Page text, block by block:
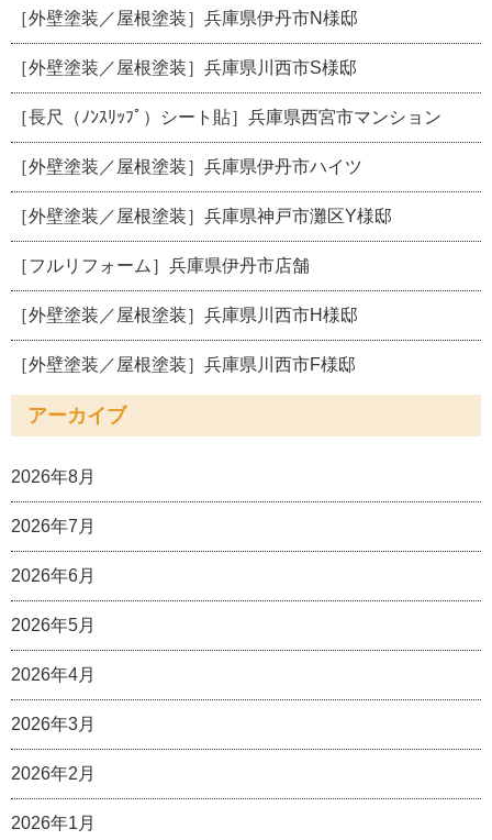
［外壁塗装／屋根塗装］兵庫県伊丹市N様邸
［外壁塗装／屋根塗装］兵庫県川西市S様邸
［長尺（ﾉﾝｽﾘｯﾌﾟ）シート貼］兵庫県西宮市マンション
［外壁塗装／屋根塗装］兵庫県伊丹市ハイツ
［外壁塗装／屋根塗装］兵庫県神戸市灘区Y様邸
［フルリフォーム］兵庫県伊丹市店舗
［外壁塗装／屋根塗装］兵庫県川西市H様邸
［外壁塗装／屋根塗装］兵庫県川西市F様邸
アーカイブ
2026年8月
2026年7月
2026年6月
2026年5月
2026年4月
2026年3月
2026年2月
2026年1月